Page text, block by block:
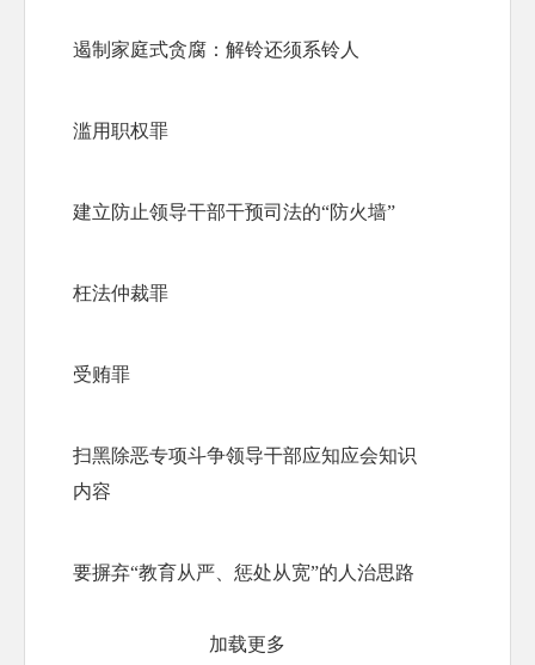
遏制家庭式贪腐：解铃还须系铃人
滥用职权罪
建立防止领导干部干预司法的“防火墙”
枉法仲裁罪
受贿罪
扫黑除恶专项斗争领导干部应知应会知识
内容
要摒弃“教育从严、惩处从宽”的人治思路
加载更多